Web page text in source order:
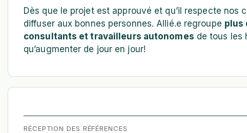
Dès que le projet est approuvé et qu’il respecte nos
diffuser aux bonnes personnes. Allié.e regroupe plus
consultants et travailleurs autonomes de tous les
qu’augmenter de jour en jour!
RÉCEPTION DES RÉFÉRENCES